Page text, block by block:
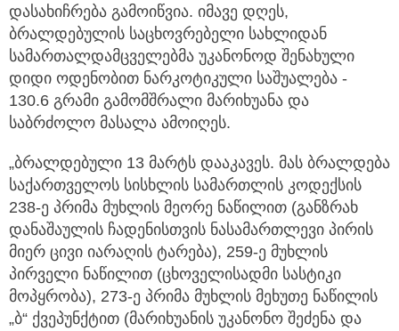
დასახიჩრება გამოიწვია. იმავე დღეს,
ბრალდებულის საცხოვრებელი სახლიდან
სამართალდამცველებმა უკანონოდ შენახული
დიდი ოდენობით ნარკოტიკული საშუალება -
130.6 გრამი გამომშრალი მარიხუანა და
საბრძოლო მასალა ამოიღეს.
„ბრალდებული 13 მარტს დააკავეს. მას ბრალდება
საქართველოს სისხლის სამართლის კოდექსის
238-ე პრიმა მუხლის მეორე ნაწილით (განზრახ
დანაშაულის ჩადენისთვის ნასამართლევი პირის
მიერ ცივი იარაღის ტარება), 259-ე მუხლის
პირველი ნაწილით (ცხოველისადმი სასტიკი
მოპყრობა), 273-ე პრიმა მუხლის მეხუთე ნაწილის
„ბ“ ქვეპუნქტით (მარიხუანის უკანონო შეძენა და